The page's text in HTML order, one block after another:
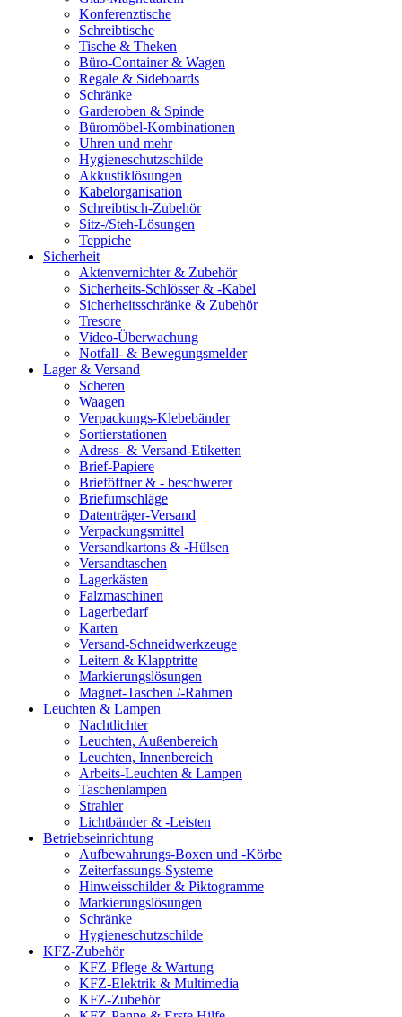
Konferenztische
Schreibtische
Tische & Theken
Büro-Container & Wagen
Regale & Sideboards
Schränke
Garderoben & Spinde
Büromöbel-Kombinationen
Uhren und mehr
Hygieneschutzschilde
Akkustiklösungen
Kabelorganisation
Schreibtisch-Zubehör
Sitz-/Steh-Lösungen
Teppiche
Sicherheit
Aktenvernichter & Zubehör
Sicherheits-Schlösser & -Kabel
Sicherheitsschränke & Zubehör
Tresore
Video-Überwachung
Notfall- & Bewegungsmelder
Lager & Versand
Scheren
Waagen
Verpackungs-Klebebänder
Sortierstationen
Adress- & Versand-Etiketten
Brief-Papiere
Brieföffner & - beschwerer
Briefumschläge
Datenträger-Versand
Verpackungsmittel
Versandkartons & -Hülsen
Versandtaschen
Lagerkästen
Falzmaschinen
Lagerbedarf
Karten
Versand-Schneidwerkzeuge
Leitern & Klapptritte
Markierungslösungen
Magnet-Taschen /-Rahmen
Leuchten & Lampen
Nachtlichter
Leuchten, Außenbereich
Leuchten, Innenbereich
Arbeits-Leuchten & Lampen
Taschenlampen
Strahler
Lichtbänder & -Leisten
Betriebseinrichtung
Aufbewahrungs-Boxen und -Körbe
Zeiterfassungs-Systeme
Hinweisschilder & Piktogramme
Markierungslösungen
Schränke
Hygieneschutzschilde
KFZ-Zubehör
KFZ-Pflege & Wartung
KFZ-Elektrik & Multimedia
KFZ-Zubehör